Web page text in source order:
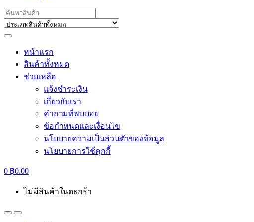
Search
for:
หน้าแรก
สินค้าทั้งหมด
ช่วยเหลือ
แจ้งชำระเงิน
เกี่ยวกับเรา
คำถามที่พบบ่อย
ข้อกำหนดและเงื่อนไข
นโยบายความเป็นส่วนตัวของข้อมูล
นโยบายการใช้คุกกี้
0 ฿0.00
ไม่มีสินค้าในตะกร้า